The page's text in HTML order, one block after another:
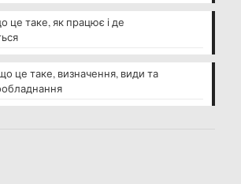
це таке, як працює і де
це таке, визначення, види та